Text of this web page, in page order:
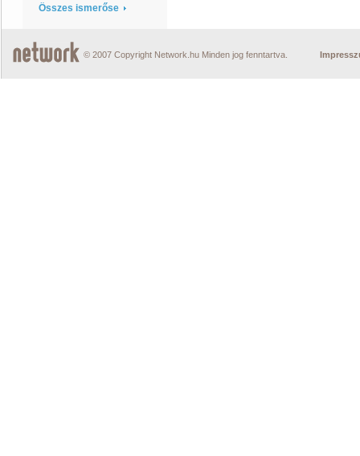
Összes ismerőse
© 2007 Copyright Network.hu Minden jog fenntartva.